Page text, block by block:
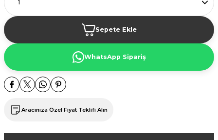
Sepete Ekle
WhatsApp Sipariş
Aracınıza Özel Fiyat Teklifi Alın